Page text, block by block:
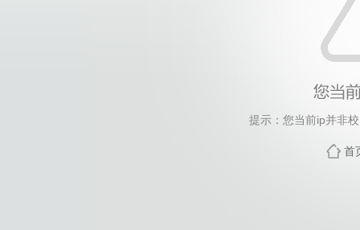
提示：您当前ip并非
首